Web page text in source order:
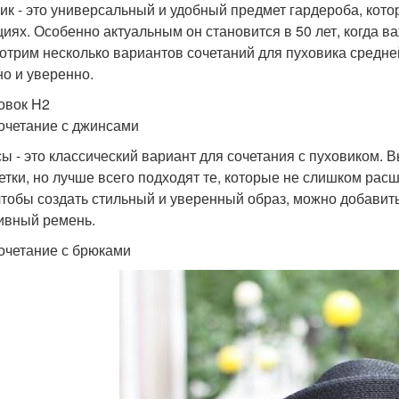
- это универсальный и удобный предмет гардероба,
Особенно актуальным он становится в 50 лет, когда
несколько вариантов сочетаний для пуховика
и уверенно.
H2
с джинсами
- это классический вариант для сочетания с
но лучше всего подходят те, которые не слишком
создать стильный и уверенный образ, можно
ремень.
с брюками